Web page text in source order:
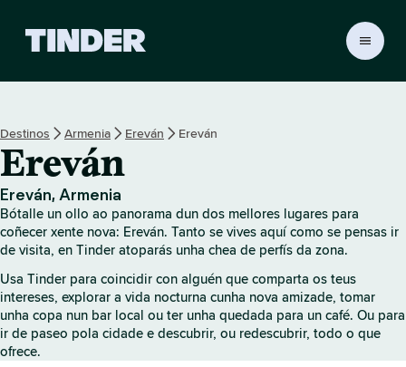
r
e
Destinos Armenia Ereván Ereván
Ereván
Ereván, Armenia
Bótalle un ollo ao panorama dun dos mellores lugares para
coñecer xente nova: Ereván. Tanto se vives aquí como se pensas ir
de visita, en Tinder atoparás unha chea de perfís da zona.
Usa Tinder para coincidir con alguén que comparta os teus
intereses, explorar a vida nocturna cunha nova amizade, tomar
unha copa nun bar local ou ter unha quedada para un café. Ou para
ir de paseo pola cidade e descubrir, ou redescubrir, todo o que
ofrece.